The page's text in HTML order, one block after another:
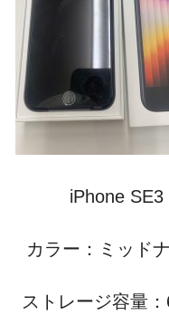
iPhone SE3
カラー：ミッド
ストレージ容量